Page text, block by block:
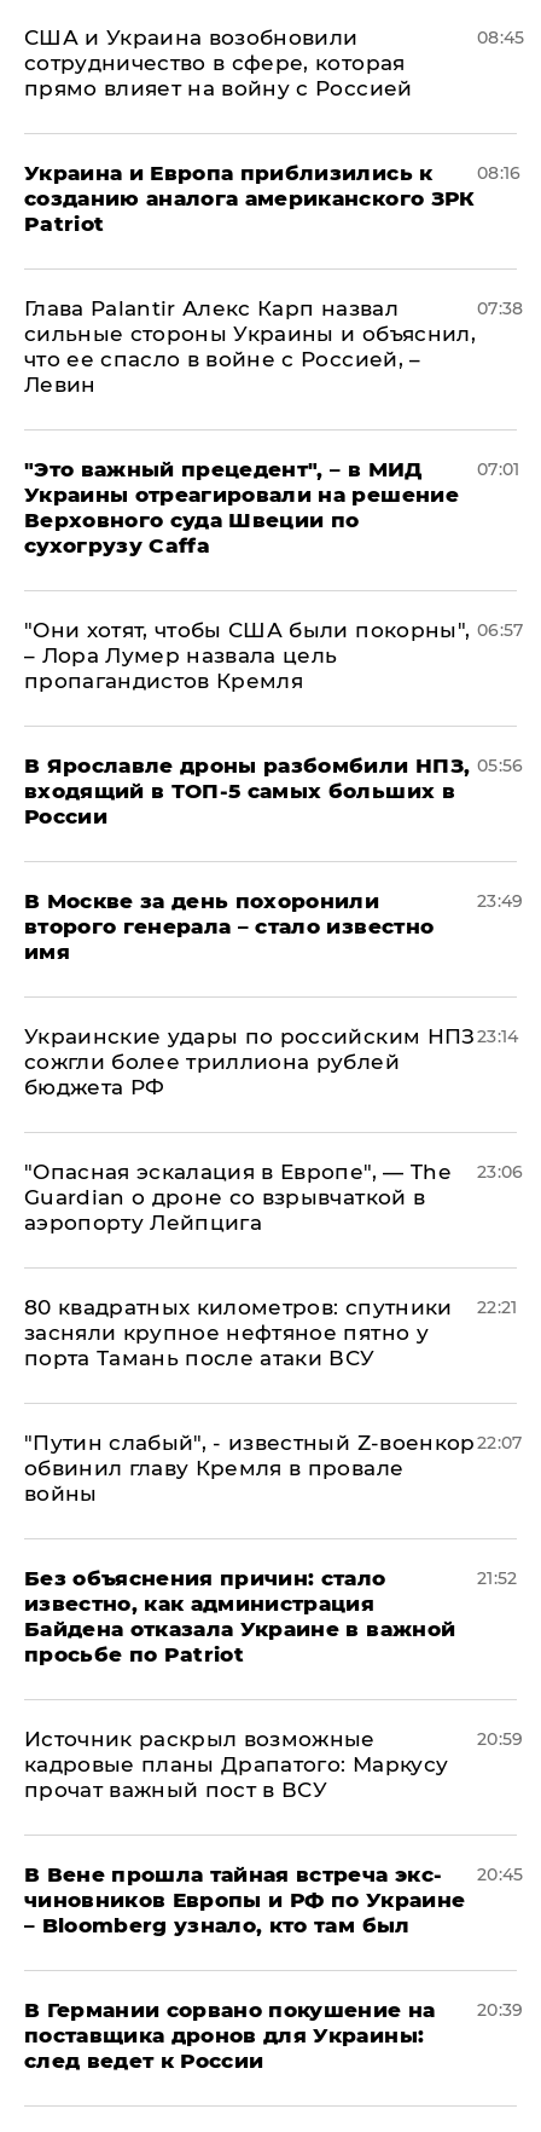
США и Украина возобновили
сотрудничество в сфере, которая
прямо влияет на войну с Россией
08:45
Украина и Европа приблизились к
созданию аналога американского ЗРК
Patriot
08:16
Глава Palantir Алекс Карп назвал
сильные стороны Украины и объяснил,
что ее спасло в войне с Россией, –
Левин
07:38
"Это важный прецедент", – в МИД
Украины отреагировали на решение
Верховного суда Швеции по
сухогрузу Caffa
07:01
"Они хотят, чтобы США были покорны",
– Лора Лумер назвала цель
пропагандистов Кремля
06:57
В Ярославле дроны разбомбили НПЗ,
входящий в ТОП-5 самых больших в
России
05:56
В Москве за день похоронили
второго генерала – стало известно
имя
23:49
Украинские удары по российским НПЗ
сожгли более триллиона рублей
бюджета РФ
23:14
"Опасная эскалация в Европе", — The
Guardian о дроне со взрывчаткой в
аэропорту Лейпцига
23:06
80 квадратных километров: спутники
засняли крупное нефтяное пятно у
порта Тамань после атаки ВСУ
22:21
​"Путин слабый", - известный Z-военкор
обвинил главу Кремля в провале
войны
22:07
Без объяснения причин: стало
известно, как администрация
Байдена отказала Украине в важной
просьбе по Patriot
21:52
​Источник раскрыл возможные
кадровые планы Драпатого: Маркусу
прочат важный пост в ВСУ
20:59
В Вене прошла тайная встреча экс-
чиновников Европы и РФ по Украине
– Bloomberg узнало, кто там был
20:45
​В Германии сорвано покушение на
поставщика дронов для Украины:
след ведет к России
20:39